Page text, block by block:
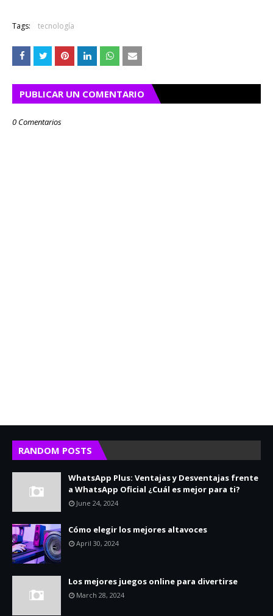
Tags: tecnología
PUBLICAR UN COMENTARIO
0 Comentarios
RANDOM POSTS
WhatsApp Plus: Ventajas y Desventajas frente
a WhatsApp Oficial ¿Cuál es mejor para ti?
June 24, 2024
Cómo elegir los mejores altavoces
April 30, 2024
Los mejores juegos online para divertirse
March 28, 2024